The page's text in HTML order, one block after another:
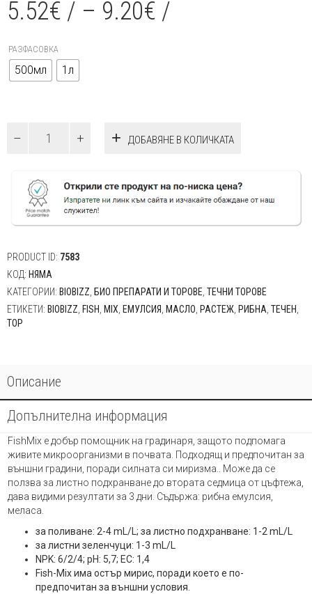
5.52€ / – 9.20€ /
РАЗФАСОВКА
500мл 1л
за
с
рибна
емулсия
500мл,
1л
ДОБАВЯНЕ В КОЛИЧКАТА
PRODUCT ID: 7583
КОД: НЯМА
КАТЕГОРИИ: BIOBIZZ БИО ПРЕПАРАТИ И ТОРОВЕ ТЕЧНИ ТОРОВЕ
ЕТИКЕТИ: BIOBIZZ FISH MIX ЕМУЛСИЯ МАСЛО РАСТЕЖ РИБНА ТЕЧЕН
ТОР
Описание
Допълнителна информация
FishMix е добър помощник на градинаря, защото подпомага
живите микроорганизми в почвата. Подходящ и предпочитан за
външни градини, поради силната си миризма.. Може да се
ползва за листно подхранване до втората седмица от цъфтежа,
дава видими резултати за 3 дни. Съдържа: рибна емулсия,
меласа.
за поливане: 2-4 mL/L; за листно подхранване: 1-2 mL/L
за листни зеленчуци: 1-3 mL/L
NPK: 6/2/4; pH: 5,7; EC: 1,4
Fish-Mix има остър мирис, поради което е по-
предпочитан за външни условия.